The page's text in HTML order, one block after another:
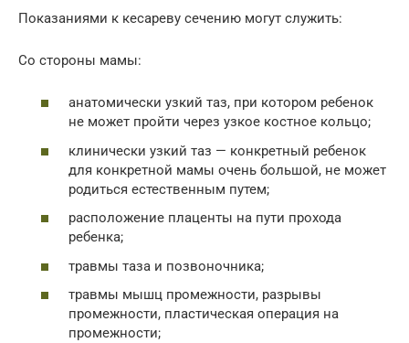
Показаниями к кесареву сечению могут служить:
Со стороны мамы:
анатомически узкий таз, при котором ребенок
не может пройти через узкое костное кольцо;
клинически узкий таз — конкретный ребенок
для конкретной мамы очень большой, не может
родиться естественным путем;
расположение плаценты на пути прохода
ребенка;
травмы таза и позвоночника;
травмы мышц промежности, разрывы
промежности, пластическая операция на
промежности;